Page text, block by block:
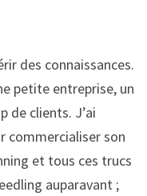
des connaissances.
petite entreprise, un
de clients. J’ai
commercialiser son
et tous ces trucs
auparavant ;